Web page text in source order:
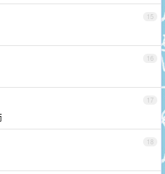
15
16
17
18